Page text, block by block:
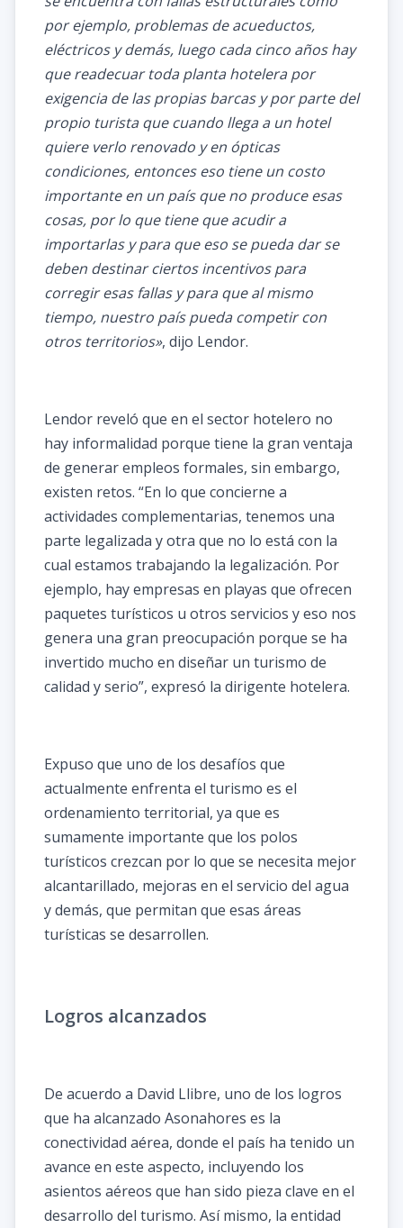
por ejemplo, problemas de acueductos,
eléctricos y demás, luego cada cinco años hay
que readecuar toda planta hotelera por
exigencia de las propias barcas y por parte del
propio turista que cuando llega a un hotel
quiere verlo renovado y en ópticas
condiciones, entonces eso tiene un costo
importante en un país que no produce esas
cosas, por lo que tiene que acudir a
importarlas y para que eso se pueda dar se
deben destinar ciertos incentivos para
corregir esas fallas y para que al mismo
tiempo, nuestro país pueda competir con
otros territorios», dijo Lendor.
Lendor reveló que en el sector hotelero no
hay informalidad porque tiene la gran ventaja
de generar empleos formales, sin embargo,
existen retos. “En lo que concierne a
actividades complementarias, tenemos una
parte legalizada y otra que no lo está con la
cual estamos trabajando la legalización. Por
ejemplo, hay empresas en playas que ofrecen
paquetes turísticos u otros servicios y eso nos
genera una gran preocupación porque se ha
invertido mucho en diseñar un turismo de
calidad y serio”, expresó la dirigente hotelera.
Expuso que uno de los desafíos que
actualmente enfrenta el turismo es el
ordenamiento territorial, ya que es
sumamente importante que los polos
turísticos crezcan por lo que se necesita mejor
alcantarillado, mejoras en el servicio del agua
y demás, que permitan que esas áreas
turísticas se desarrollen.
Logros alcanzados
De acuerdo a David Llibre, uno de los logros
que ha alcanzado Asonahores es la
conectividad aérea, donde el país ha tenido un
avance en este aspecto, incluyendo los
asientos aéreos que han sido pieza clave en el
desarrollo del turismo. Así mismo, la entidad